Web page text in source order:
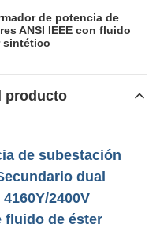
de potencia de
ANSI IEEE con fluido
sintético
producto
de subestación
dual
2400V
fluido de éster